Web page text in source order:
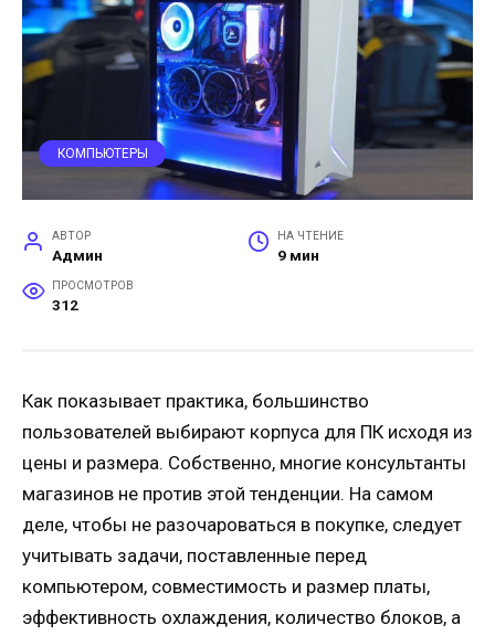
КОМПЬЮТЕРЫ
АВТОР
Админ
НА ЧТЕНИЕ
9 мин
ПРОСМОТРОВ
312
Как показывает практика, большинство
пользователей выбирают корпуса для ПК исходя из
цены и размера. Собственно, многие консультанты
магазинов не против этой тенденции. На самом
деле, чтобы не разочароваться в покупке, следует
учитывать задачи, поставленные перед
компьютером, совместимость и размер платы,
эффективность охлаждения, количество блоков, а